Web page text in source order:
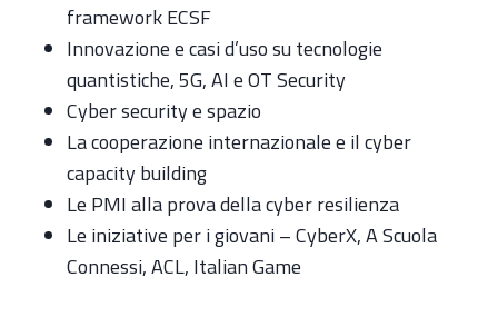
framework ECSF
Innovazione e casi d’uso su tecnologie
quantistiche, 5G, AI e OT Security
Cyber security e spazio
La cooperazione internazionale e il cyber
capacity building
Le PMI alla prova della cyber resilienza
Le iniziative per i giovani – CyberX, A Scuola
Connessi, ACL, Italian Game